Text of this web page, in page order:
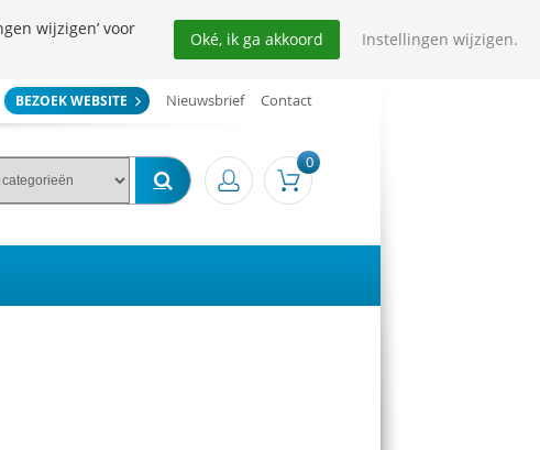
BEZOEK WEBSITE Nieuwsbrief Contact
0
wijzigen’ voor
Oké, ik ga akkoord Instellingen wijzigen.